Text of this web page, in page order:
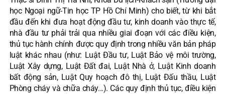
học Ngoại ngữ-Tin học TP Hồ Chí Minh) cho biết, từ khi bắt
đầu đến khi đưa hoạt động đầu tư, kinh doanh vào thực tế,
nhà đầu tư phải trải qua nhiều giai đoạn với các điều kiện,
thủ tục hành chính được quy định trong nhiều văn bản pháp
luật khác nhau (như: Luật Đầu tư, Luật Bảo vệ môi trường,
Luật Xây dựng, Luật Đất đai, Luật Nhà ở, Luật Kinh doanh
bất động sản, Luật Quy hoạch đô thị, Luật Đấu thầu, Luật
Phòng cháy và chữa cháy...). Các quy định thủ tục, điều kiện